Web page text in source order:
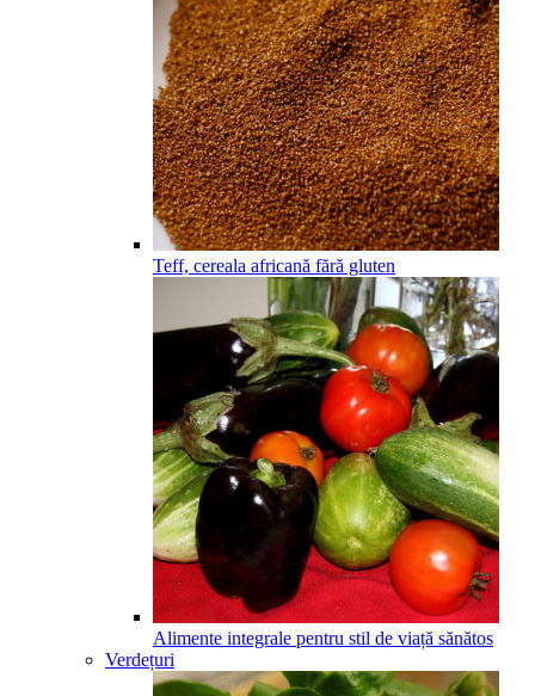
Teff, cereala africană fără gluten
Alimente integrale pentru stil de viață sănătos
Verdețuri